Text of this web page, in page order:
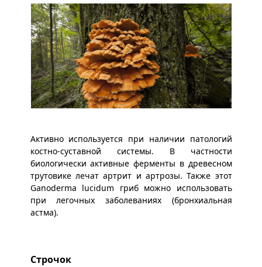
Активно используется при наличии патологий
костно-суставной системы. В частности
биологически активные ферменты в древесном
трутовике лечат артрит и артрозы. Также этот
Ganoderma lucidum гриб можно использовать
при легочных заболеваниях (бронхиальная
астма).
Строчок